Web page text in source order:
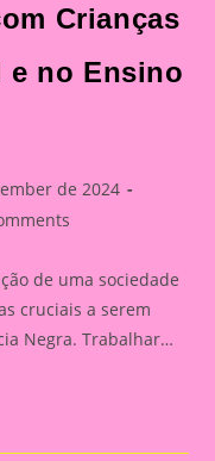
Crianças
e no Ensino
de 2024
de uma sociedade
cruciais a serem
Negra. Trabalhar…